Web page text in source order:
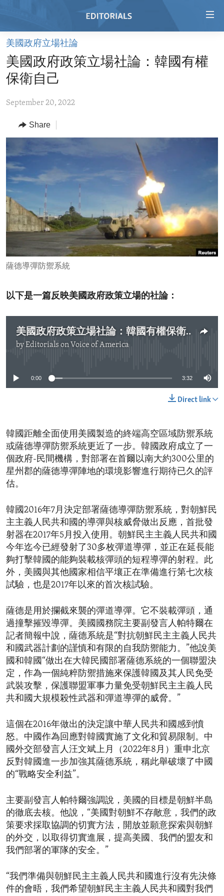
Skip
main
content
to
Navigation
Skip
to
Search
HOME
VIDEO
REGIONS
AFRICA
ASIA
EUROPE
MIDDLE EAST
TOPICS
SECURITY AND DEFENSE
AID AND DEVELOPMENT
DEMOCRACY AND GOVERNANCE
ECONOMY AND TRADE
ENVIRONMENT AND HEALTH
IDEALS AND INSTITUTIONS
ABOUT US
FOLLOW US
美國政府立場社論
美國政府政策立場社論：韓國有權
保衛自己
September 20, 2022
Share
薩德導彈防禦系統
以下是一篇反映美國政府政策立場的社論：
美國政府政策立場社論：韓國有權保衛自己
byEditorials on Voice of America
0:00 3:32
Direct link
韓國距離全面使用美國製造的終端高空區域防禦系統
或薩德導彈防禦系統更近了一步。韓國政府成立了一
個政府-民間機構，對部署在首爾以南大約300公里的
星州郡的薩德導彈陣地的環境影響進行期待已久的評
估。
韓國2016年7月決定部署薩德導彈防禦系統，對朝鮮民
主主義人民共和國的導彈與核威脅做出反應，首批發
射器在2017年5月投入使用。朝鮮民主主義人民共和國
今年迄今已經發射了30多枚彈道導彈，並正在延長能
夠打擊韓國的能夠裝載核彈頭的短程導彈的射程。此
外，美國與其他國家相信平壤正在準備進行第七次核
試驗，也是2017年以來的首次核試驗。
薩德是用於攔截來襲的彈道導彈。它不裝載彈頭，通
過撞擊摧毀導彈。美國國務院主要副發言人帕特爾在
記者簡報中說，薩德系統是“對抗朝鮮民主主義人民共
和國武器計劃的謹慎和有限的自我防禦能力。”他說美
國和韓國“做出在大韓民國部署薩德系統的一個聯盟決
定，作為一個純粹防禦措施來保護韓國及其人民免受
武裝攻擊，保護聯盟軍事力量免受朝鮮民主主義人民
共和國大規模殺性武器和彈道導彈的威脅。”
這個在2016年做出的決定讓中華人民共和國感到憤
怒。中國作為回應對韓國實施了文化和貿易限制。中
國外交部發言人汪文斌上月（2022年8月）重申北京
反對韓國進一步加強其薩德系統，稱此舉破壞了中國
的“戰略安全利益”。
主要副發言人帕特爾強調說，美國的目標是朝鮮半島
的徹底去核。他說，“美國對朝鮮不存敵意，我們的政
策要求採取協調的切實方法，開放並願意探索與朝鮮
的外交，以取得切實進展，提高美國、我們的盟友和
我們部署的軍隊的安全。”
“我們準備與朝鮮民主主義人民共和國進行沒有先決條
件的會晤，我們希望朝鮮民主主義人民共和國對我們